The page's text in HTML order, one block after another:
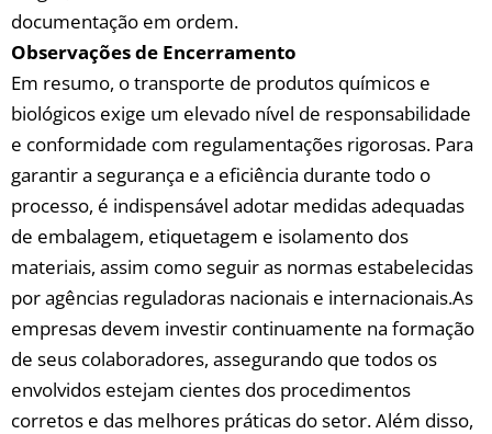
documentação em ​ordem.
Observações de Encerramento
Em resumo, o transporte ​de produtos químicos e
biológicos exige um elevado nível‌ de ⁤responsabilidade
⁢e conformidade com regulamentações rigorosas. Para‌
garantir a segurança ⁣e a eficiência ‌durante todo o‌
processo, é indispensável adotar medidas adequadas
de⁢ embalagem, etiquetagem e ​isolamento dos
materiais,‌ assim como seguir‍ as normas estabelecidas
por agências reguladoras ⁤nacionais e ⁣internacionais.As
empresas ⁤devem investir continuamente na formação
de⁤ seus colaboradores, assegurando‌ que todos os
envolvidos ⁢estejam cientes dos procedimentos
corretos ⁤e das ⁣melhores práticas ‌do setor. Além disso,